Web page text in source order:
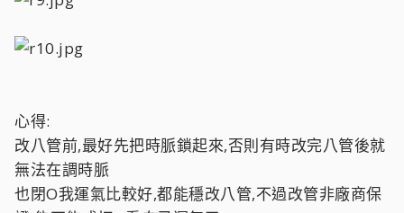
心得:
改八管前,最好先把時脈鎖起來,否則有時改完八管後就
無法在調時脈
也閉O我運氣比較好,都能穩改八管,不過改管非廠商保